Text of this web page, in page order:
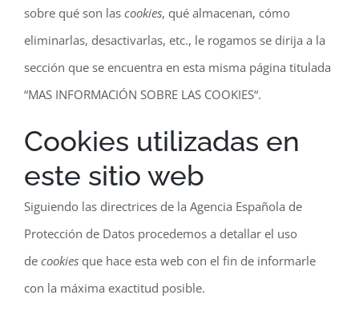
sobre qué son las cookies, qué almacenan, cómo
eliminarlas, desactivarlas, etc., le rogamos se dirija a la
sección que se encuentra en esta misma página titulada
“MAS INFORMACIÓN SOBRE LAS COOKIES“.
Cookies utilizadas en
este sitio web
Siguiendo las directrices de la Agencia Española de
Protección de Datos procedemos a detallar el uso
de cookies que hace esta web con el fin de informarle
con la máxima exactitud posible.